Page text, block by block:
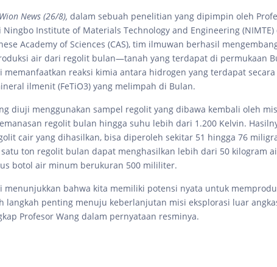
Wion News (26/8), dalam sebuah penelitian yang dipimpin oleh
Ningbo Institute of Materials Technology and Engineering (NIMTE)
Academy of Sciences (CAS), tim ilmuwan berhasil
air dari regolit bulan—tanah yang terdapat di permukaan
memanfaatkan reaksi kimia antara hidrogen yang terdapat
ilmenit (FeTiO3) yang melimpah di Bulan.
diuji menggunakan sampel regolit yang dibawa kembali oleh misi
regolit bulan hingga suhu lebih dari 1.200 Kelvin.
cair yang dihasilkan, bisa diperoleh sekitar 51 hingga 76
ton regolit bulan dapat menghasilkan lebih dari 50 kilogram
botol air minum berukuran 500 mililiter.
menunjukkan bahwa kita memiliki potensi nyata untuk
langkah penting menuju keberlanjutan misi eksplorasi luar
Profesor Wang dalam pernyataan resminya.